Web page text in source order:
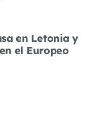
en Letonia y
el Europeo